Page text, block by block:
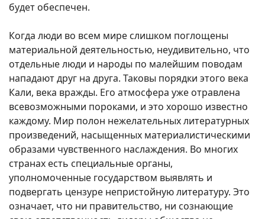
будет обеспечен.
Когда люди во всем мире слишком поглощены
материальной деятельностью, неудивительно, что
отдельные люди и народы по малейшим поводам
нападают друг на друга. Таковы порядки этого века
Кали, века вражды. Его атмосфера уже отравлена
всевозможными пороками, и это хорошо известно
каждому. Мир полон нежелательных литературных
произведений, насыщенных материалистическими
образами чувственного наслаждения. Во многих
странах есть специальные органы,
уполномоченные государством выявлять и
подвергать цензуре непристойную литературу. Это
означает, что ни правительство, ни сознающие